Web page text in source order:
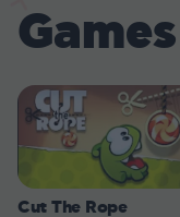
Games
Cut The Rope